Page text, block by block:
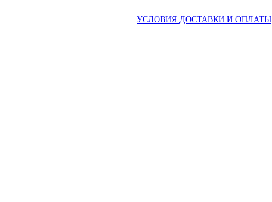
УСЛОВИЯ ДОСТАВКИ И ОПЛАТЫ